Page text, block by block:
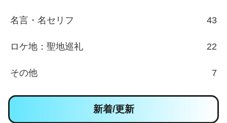
名言・名セリフ 43
ロケ地：聖地巡礼 22
その他 7
新着/更新